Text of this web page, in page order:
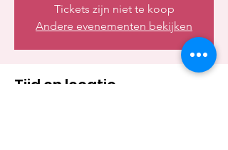
Tickets zijn niet te koop
Andere evenementen bekijken
Tijd en locatie